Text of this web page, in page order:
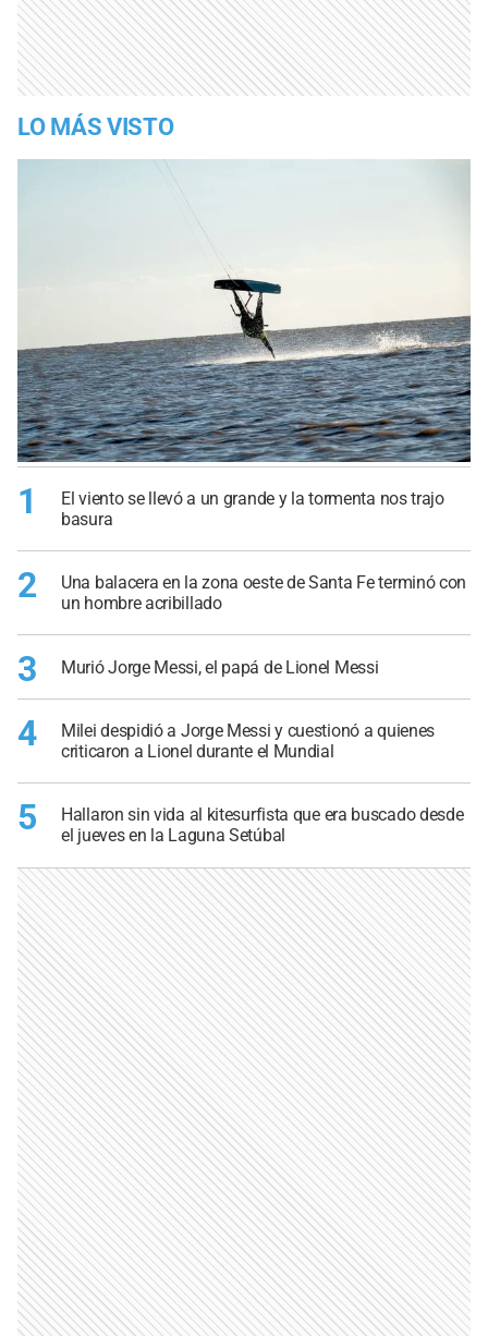
LO MÁS VISTO
1
El viento se llevó a un grande y la tormenta nos trajo
basura
2
Una balacera en la zona oeste de Santa Fe terminó con
un hombre acribillado
3 Murió Jorge Messi, el papá de Lionel Messi
4
Milei despidió a Jorge Messi y cuestionó a quienes
criticaron a Lionel durante el Mundial
5
Hallaron sin vida al kitesurfista que era buscado desde
el jueves en la Laguna Setúbal